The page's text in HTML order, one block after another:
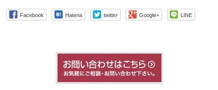
Facebook Hatena twitter Google+ LINE